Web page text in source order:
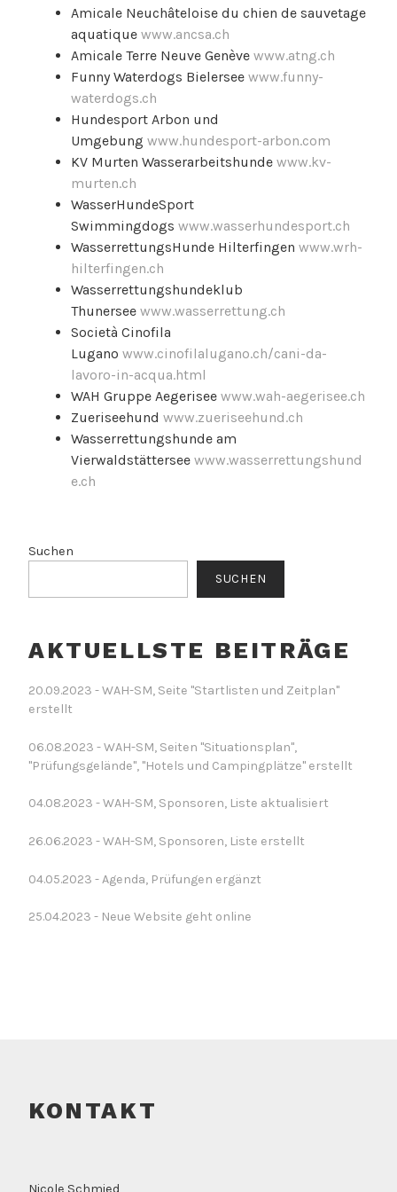
Amicale Neuchâteloise du chien de sauvetage
aquatique www.ancsa.ch
Amicale Terre Neuve Genève www.atng.ch
Funny Waterdogs Bielersee www.funny-
waterdogs.ch
Hundesport Arbon und
Umgebung www.hundesport-arbon.com
KV Murten Wasserarbeitshunde www.kv-
murten.ch
WasserHundeSport
Swimmingdogs www.wasserhundesport.ch
WasserrettungsHunde Hilterfingen www.wrh-
hilterfingen.ch
Wasserrettungshundeklub
Thunersee www.wasserrettung.ch
Società Cinofila
Lugano www.cinofilalugano.ch/cani-da-
lavoro-in-acqua.html
WAH Gruppe Aegerisee www.wah-aegerisee.ch
Zueriseehund www.zueriseehund.ch
Wasserrettungshunde am
Vierwaldstättersee www.wasserrettungshund
e.ch
Suchen
SUCHEN
AKTUELLSTE BEITRÄGE
20.09.2023 - WAH-SM, Seite "Startlisten und Zeitplan"
erstellt
06.08.2023 - WAH-SM, Seiten "Situationsplan",
"Prüfungsgelände", "Hotels und Campingplätze" erstellt
04.08.2023 - WAH-SM, Sponsoren, Liste aktualisiert
26.06.2023 - WAH-SM, Sponsoren, Liste erstellt
04.05.2023 - Agenda, Prüfungen ergänzt
25.04.2023 - Neue Website geht online
KONTAKT